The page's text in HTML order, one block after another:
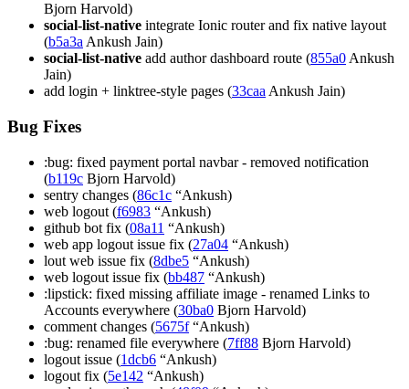
Bjorn Harvold)
social-list-native integrate Ionic router and fix native layout
(b5a3a Ankush Jain)
social-list-native add author dashboard route (855a0 Ankush
Jain)
add login + linktree-style pages (33caa Ankush Jain)
Bug Fixes
:bug: fixed payment portal navbar - removed notification
(b119c Bjorn Harvold)
sentry changes (86c1c “Ankush)
web logout (f6983 “Ankush)
github bot fix (08a11 “Ankush)
web app logout issue fix (27a04 “Ankush)
lout web issue fix (8dbe5 “Ankush)
web logout issue fix (bb487 “Ankush)
:lipstick: fixed missing affiliate image - renamed Links to
Accounts everywhere (30ba0 Bjorn Harvold)
comment changes (5675f“Ankush)
:bug: renamed file everywhere (7ff88 Bjorn Harvold)
logout issue (1dcb6 “Ankush)
logout fix (5e142 “Ankush)